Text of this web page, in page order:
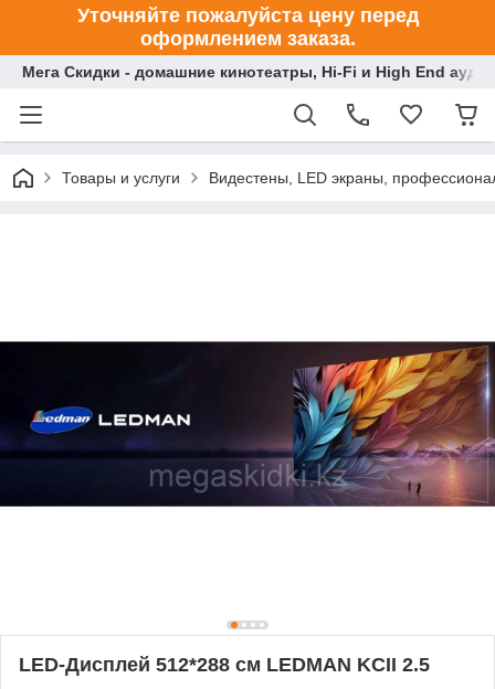
Уточняйте пожалуйста цену перед
оформлением заказа.
Мега Скидки - домашние кинотеатры, Hi-Fi и High End
Товары и услуги Видестены, LED экраны,
LED-Дисплей 512*288 см LEDMAN KCII 2.5